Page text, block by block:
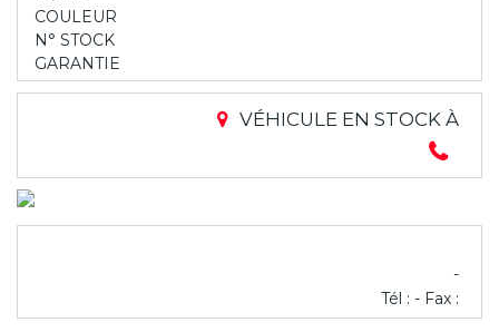
COULEUR
N° STOCK
GARANTIE
VÉHICULE EN STOCK À
-
Tél : - Fax :